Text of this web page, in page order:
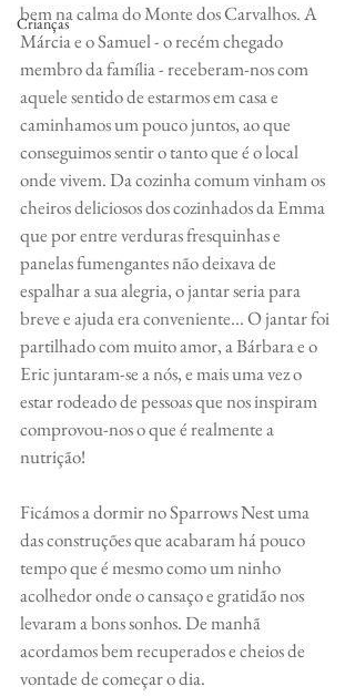
Crianças
bem na calma do Monte dos Carvalhos. A
Márcia e o Samuel - o recém chegado
membro da família - receberam-nos com
aquele sentido de estarmos em casa e
caminhamos um pouco juntos, ao que
conseguimos sentir o tanto que é o local
onde vivem. Da cozinha comum vinham os
cheiros deliciosos dos cozinhados da Emma
que por entre verduras fresquinhas e
panelas fumengantes não deixava de
espalhar a sua alegria, o jantar seria para
breve e ajuda era conveniente... O jantar foi
partilhado com muito amor, a Bárbara e o
Eric juntaram-se a nós, e mais uma vez o
estar rodeado de pessoas que nos inspiram
comprovou-nos o que é realmente a
nutrição!
Ficámos a dormir no Sparrows Nest uma
das construções que acabaram há pouco
tempo que é mesmo como um ninho
acolhedor onde o cansaço e gratidão nos
levaram a bons sonhos. De manhã
acordamos bem recuperados e cheios de
vontade de começar o dia.